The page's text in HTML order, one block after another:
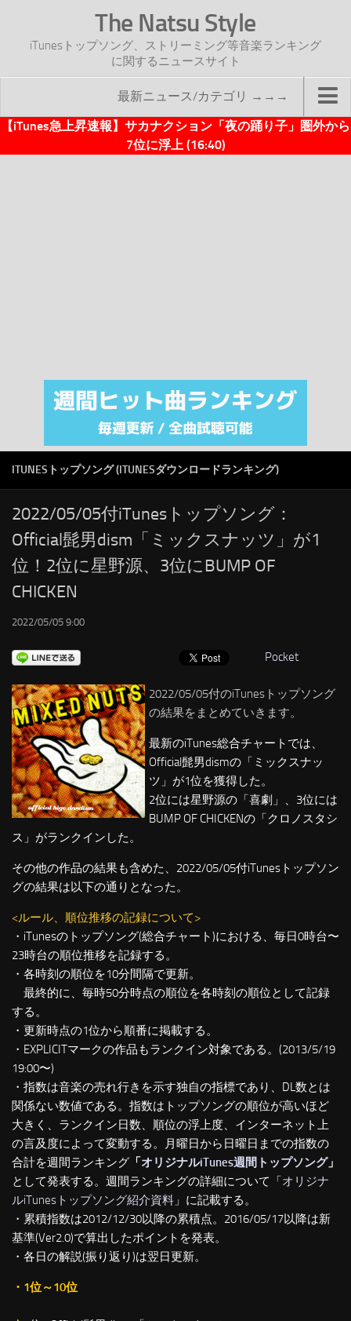
The Natsu Style
iTunesトップソング、ストリーミング等音楽ランキング
に関するニュースサイト
最新ニュース/カテゴリ →→→
TOP
注目カテゴリ
オリジナルiTunes週間トップソング
RSS
LINKS
【iTunes急上昇速報】サカナクション「夜の踊り子」圏外から
7位に浮上 (16:40)
ITUNESトップソング (ITUNESダウンロードランキング)
2022/05/05付iTunesトップソング：
Official髭男dism「ミックスナッツ」が1
位！2位に星野源、3位にBUMP OF
CHICKEN
2022/05/05 9:00
Pocket
2022/05/05付のiTunesトップソング
の結果をまとめていきます。
最新のiTunes総合チャートでは、
Official髭男dismの「ミックスナッ
ツ」が1位を獲得した。
2位には星野源の「喜劇」、3位には
BUMP OF CHICKENの「クロノスタシ
ス」がランクインした。
その他の作品の結果も含めた、2022/05/05付iTunesトップソン
グの結果は以下の通りとなった。
<ルール、順位推移の記録について>
・iTunesのトップソング(総合チャート)における、毎日0時台〜
23時台の順位推移を記録する。
・各時刻の順位を10分間隔で更新。
最終的に、毎時50分時点の順位を各時刻の順位として記録
する。
・更新時点の1位から順番に掲載する。
・EXPLICITマークの作品もランクイン対象である。(2013/5/19
19:00〜)
・指数は音楽の売れ行きを示す独自の指標であり、DL数とは
関係ない数値である。指数はトップソングの順位が高いほど
大きく、ランクイン日数、順位の浮上度、インターネット上
の言及度によって変動する。月曜日から日曜日までの指数の
合計を週間ランキング 「オリジナルiTunes週間トップソング」
として発表する。週間ランキングの詳細について「オリジナ
ルiTunesトップソング紹介資料 」に記載する。
・累積指数は2012/12/30以降の累積点。2016/05/17以降は新
基準(Ver2.0)で算出したポイントを発表。
・各日の解説(振り返り)は翌日更新。
・1位～10位